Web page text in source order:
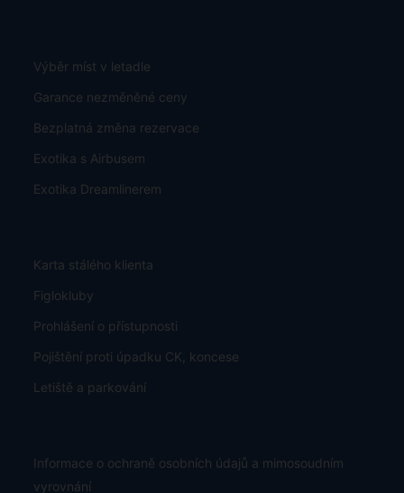
Výběr míst v letadle
Garance nezměněné ceny
Bezplatná změna rezervace
Exotika s Airbusem
Exotika Dreamlinerem
Karta stálého klienta
Figlokluby
Prohlášení o přístupnosti
Pojištění proti úpadku CK, koncese
Letiště a parkování
Informace o ochraně osobních údajů a mimosoudním
vyrovnání